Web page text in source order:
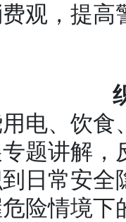
观，提高
电、饮食
题讲解，
日常安全
险情境